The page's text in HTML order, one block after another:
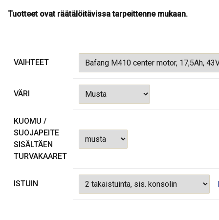
0
5
0
Tuotteet ovat räätälöitävissa tarpeittenne mukaan.
VAIHTEET
VÄRI
KUOMU /
SUOJAPEITE
SISÄLTÄEN
TURVAKAARET
ISTUIN